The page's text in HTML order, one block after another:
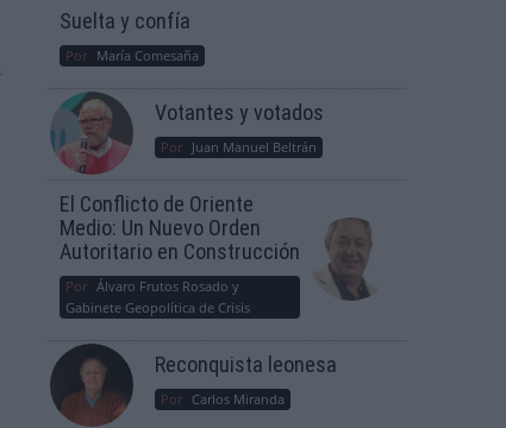
Suelta y confía
Por María Comesaña
Votantes y votados
Por Juan Manuel Beltrán
El Conflicto de Oriente
Medio: Un Nuevo Orden
Autoritario en Construcción
Por Álvaro Frutos Rosado y
Gabinete Geopolítica de Crisis
Reconquista leonesa
Por Carlos Miranda